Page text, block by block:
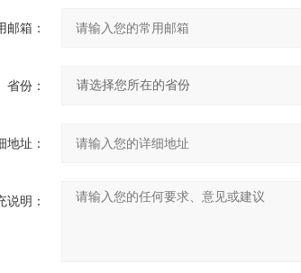
邮箱：
省份：
地址：
说明：